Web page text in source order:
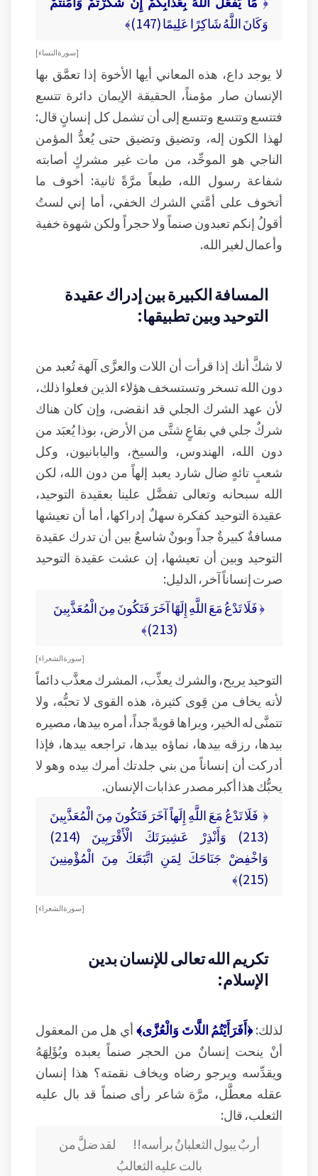
وَكَانَ اللَّهُ شَاكِرًا عَلِيمًا (147)﴾
[ سورة النساء ]
لا يوجد داع، هذه المعاني أيها الأخوة إذا تعمَّق بها
الإنسان صار مؤمناً، الحقيقة الإيمان دائرة تتسع
فتتسع وتتسع وتتسع إلى أن تشمل كل إنسانٍ قال:
لهذا الكون إله، وتضيق وتضيق حتى يُعدُّ المؤمن
الناجي هو الموحِّد، من مات غير مشركٍ أصابته
شفاعة رسول الله، طبعاً مرَّةً ثانية: أخوف ما
أتخوف على أمَّتي الشرك الخفي، أما إني لستُ
أقولُ إنكم تعبدون صنماً ولا حجراً ولكن شهوة خفية
وأعمال لغير الله.
المسافة الكبيرة بين إدراك عقيدة
التوحيد وبين تطبيقها:
لا شكَّ أنك إذا قرأت أن اللات والعزَّى آلهة تُعبد من
دون الله تسخر وتستسخف هؤلاء الذين فعلوا ذلك،
لأن عهد الشرك الجلي قد انقضى، وإن كان هناك
شركٌ جلي في بقاعٍ شتَّى من الأرض، بوذا يُعبَد من
دون الله، الهندوس، والسيخ، واليابانيون، وكل
شعبٍ تائهٍ ضال شارد يعبد إلهاً من دون الله، لكن
الله سبحانه وتعالى تفضَّل علينا بعقيدة التوحيد،
عقيدة التوحيد كفكرة سهلٌ إدراكها، أما أن تعيشها
مسافةٌ كبيرةٌ جداً وبونٌ شاسعٌ بين أن تدرك عقيدة
التوحيد وبين أن تعيشها، إن عشت عقيدة التوحيد
صرت إنساناً آخر، الدليل:
﴿ فَلَا تَدْعُ مَعَ اللَّهِ إِلَهًا آخَرَ فَتَكُونَ مِنَ الْمُعَذَّبِينَ
(213)﴾
[ سورة الشعراء ]
التوحيد يريح، والشرك يعذِّب، المشرك معذَّب دائماً
لأنه يخاف من قِوى كثيرة، هذه القوى لا تحبُّه، ولا
تتمنَّى له الخير، ويراها قويةً جداً، أمره بيدها، مصيره
بيدها، رزقه بيدها، نماؤه بيدها، تراجعه بيدها، فإذا
أدركت أن إنساناً من بني جلدتك أمرك بيده وهو لا
يحبُّك هذا أكبر مصدر عذابات الإنسان.
﴿ فَلَا تَدْعُ مَعَ اللَّهِ إِلَهاً آخَرَ فَتَكُونَ مِنَ الْمُعَذَّبِينَ
(213) وَأَنْذِرْ عَشِيرَتَكَ الْأَقْرَبِينَ (214)
وَاخْفِضْ جَنَاحَكَ لِمَنِ اتَّبَعَكَ مِنَ الْمُؤْمِنِينَ
(215)﴾
[ سورة الشعراء ]
تكريم الله تعالى للإنسان بدين
الإسلام:
لذلك:﴿أَفَرَأَيْتُمُ اللَّاتَ وَالْعُزَّى﴾أي هل من المعقول
أنْ ينحت إنسانٌ من الحجر صنماً يعبده ويُؤَلِهَهُ
ويقدِّسه ويرجو رضاه ويخاف نقمته؟ هذا إنسان
عقله معطَّل، مرَّة شاعر رأى صنماً قد بال عليه
الثعلب، قال:
أربٌ يبول الثعلبانُ برأسه!! لقد ضلَّ من
بالت عليه الثعالبُ